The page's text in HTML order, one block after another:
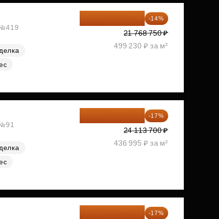
-14%
21 768 750 ₽
499 230 ₽ за м²
-17%
24 113 700 ₽
436 995 ₽ за м²
-17%